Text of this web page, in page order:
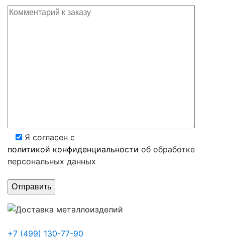
Я согласен с
политикой конфиденциальности об обработке
персональных данных
+7 (499) 130-77-90